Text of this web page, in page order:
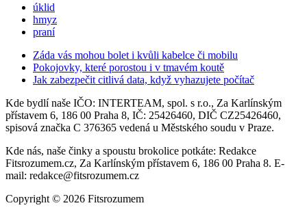
úklid
hmyz
praní
Záda vás mohou bolet i kvůli kabelce či mobilu
Pokojovky, které porostou i v tmavém koutě
Jak zabezpečit citlivá data, když vyhazujete počítač
Kde bydlí naše IČO: INTERTEAM, spol. s r.o., Za Karlínským
přístavem 6, 186 00 Praha 8, IČ: 25426460, DIČ CZ25426460,
spisová značka C 376365 vedená u Městského soudu v Praze.
Kde nás, naše činky a spoustu brokolice potkáte: Redakce
Fitsrozumem.cz, Za Karlínským přístavem 6, 186 00 Praha 8. E-
mail: redakce@fitsrozumem.cz
Copyright © 2026 Fitsrozumem